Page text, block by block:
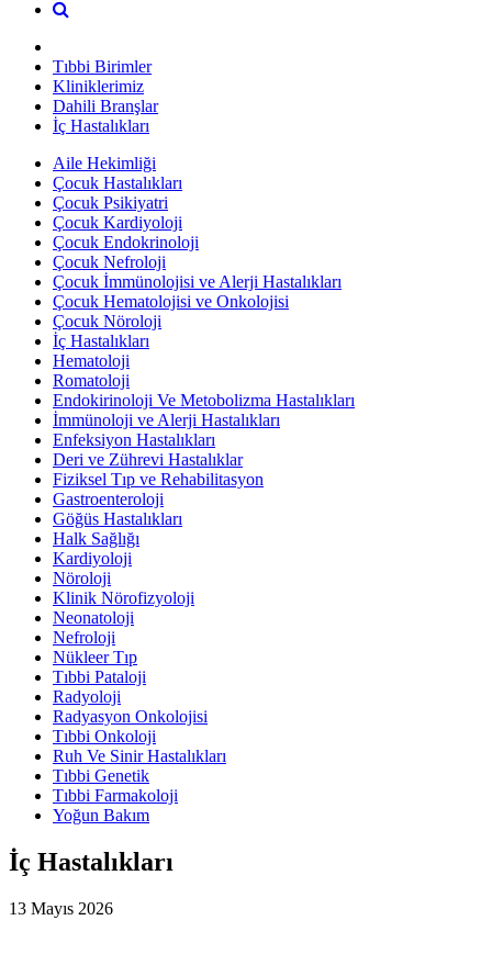
Tıbbi Birimler
Kliniklerimiz
Dahili Branşlar
İç Hastalıkları
Aile Hekimliği
Çocuk Hastalıkları
Çocuk Psikiyatri
Çocuk Kardiyoloji
Çocuk Endokrinoloji
Çocuk Nefroloji
Çocuk İmmünolojisi ve Alerji Hastalıkları
Çocuk Hematolojisi ve Onkolojisi
Çocuk Nöroloji
İç Hastalıkları
Hematoloji
Romatoloji
Endokirinoloji Ve Metobolizma Hastalıkları
İmmünoloji ve Alerji Hastalıkları
Enfeksiyon Hastalıkları
Deri ve Zührevi Hastalıklar
Fiziksel Tıp ve Rehabilitasyon
Gastroenteroloji
Göğüs Hastalıkları
Halk Sağlığı
Kardiyoloji
Nöroloji
Klinik Nörofizyoloji
Neonatoloji
Nefroloji
Nükleer Tıp
Tıbbi Pataloji
Radyoloji
Radyasyon Onkolojisi
Tıbbi Onkoloji
Ruh Ve Sinir Hastalıkları
Tıbbi Genetik
Tıbbi Farmakoloji
Yoğun Bakım
İç Hastalıkları
13 Mayıs 2026